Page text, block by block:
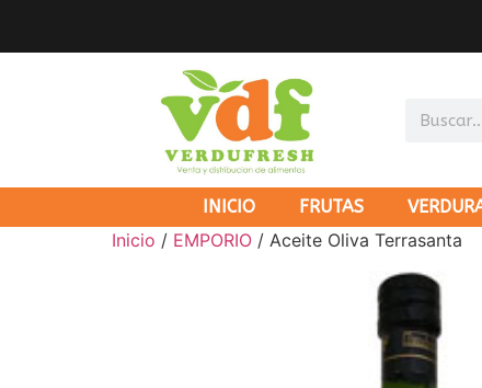
INICIO FRUTAS
Inicio / EMPORIO / Aceite Oliva Terrasanta